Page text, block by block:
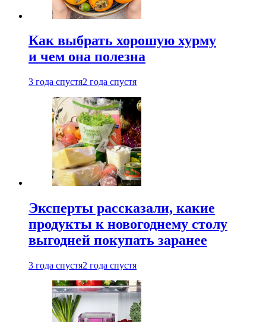
Как выбрать хорошую хурму
и чем она полезна
3 года спустя2 года спустя
Эксперты рассказали, какие
продукты к новогоднему столу
выгодней покупать заранее
3 года спустя2 года спустя